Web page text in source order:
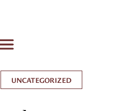
UNCATEGORIZED